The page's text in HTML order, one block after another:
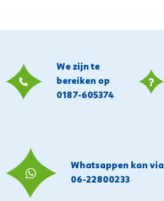
We zijn te
bereiken op
0187-605374
Whatsappen kan via
06-22800233